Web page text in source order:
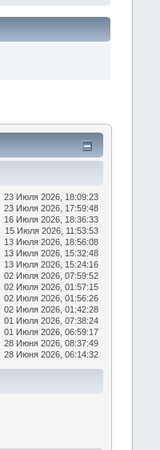
23 Июля 2026, 18:09:23
23 Июля 2026, 17:59:48
16 Июля 2026, 18:36:33
15 Июля 2026, 11:53:53
13 Июля 2026, 18:56:08
13 Июля 2026, 15:32:48
13 Июля 2026, 15:24:16
02 Июля 2026, 07:59:52
02 Июля 2026, 01:57:15
02 Июля 2026, 01:56:26
02 Июля 2026, 01:42:28
01 Июля 2026, 07:38:24
01 Июля 2026, 06:59:17
28 Июня 2026, 08:37:49
28 Июня 2026, 06:14:32